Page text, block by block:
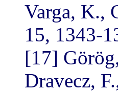
Varga, K.,
15, 1343-
[17]
Dravecz,